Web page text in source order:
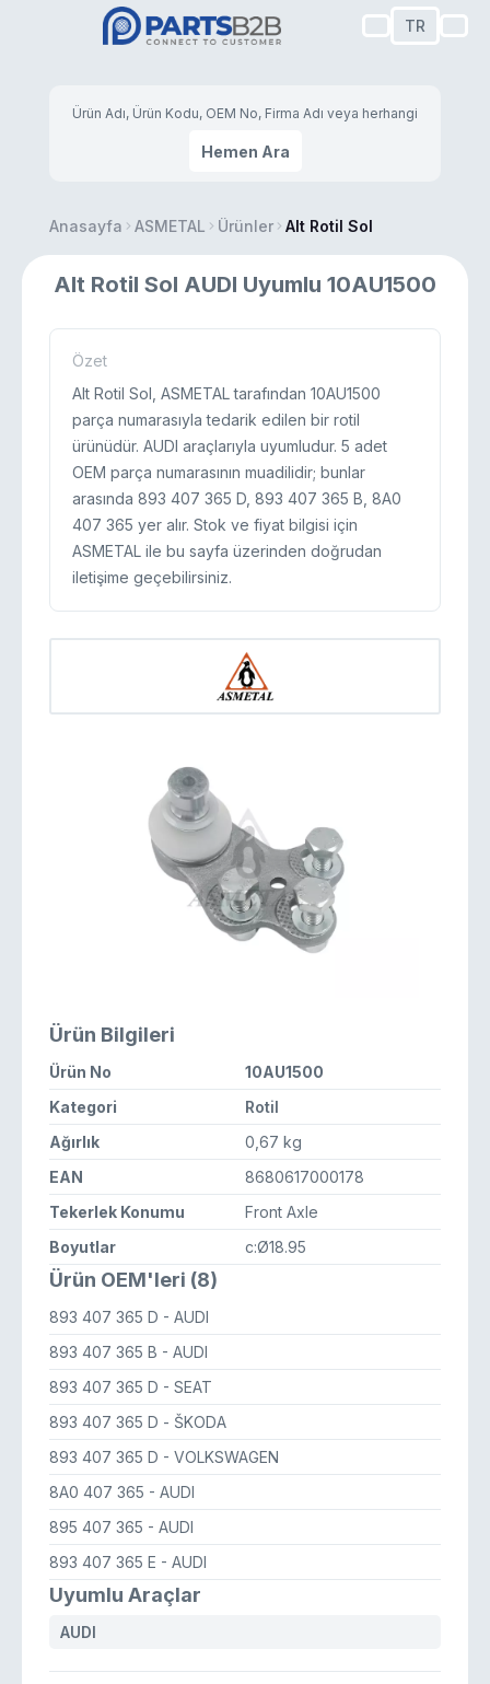
TR
Hemen Ara
Anasayfa ASMETAL Ürünler Alt Rotil Sol
Alt Rotil Sol AUDI Uyumlu 10AU1500
Özet
Alt Rotil Sol, ASMETAL tarafından 10AU1500
parça numarasıyla tedarik edilen bir rotil
ürünüdür. AUDI araçlarıyla uyumludur. 5 adet
OEM parça numarasının muadilidir; bunlar
arasında 893 407 365 D, 893 407 365 B, 8A0
407 365 yer alır. Stok ve fiyat bilgisi için
ASMETAL ile bu sayfa üzerinden doğrudan
iletişime geçebilirsiniz.
Ürün Bilgileri
Ürün No
10AU1500
Kategori
Rotil
Ağırlık
0,67 kg
EAN
8680617000178
Tekerlek Konumu
Front Axle
Boyutlar
c:Ø18.95
Ürün OEM'leri (8)
893 407 365 D - AUDI
893 407 365 B - AUDI
893 407 365 D - SEAT
893 407 365 D - ŠKODA
893 407 365 D - VOLKSWAGEN
8A0 407 365 - AUDI
895 407 365 - AUDI
893 407 365 E - AUDI
Uyumlu Araçlar
AUDI